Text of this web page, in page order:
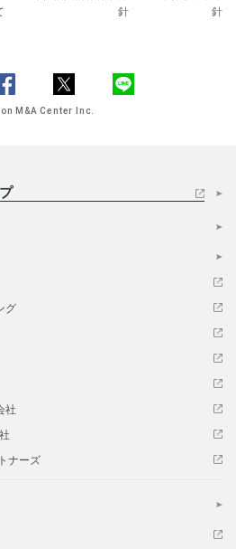
針
針
M&A Center Inc.
グ
社
ナーズ